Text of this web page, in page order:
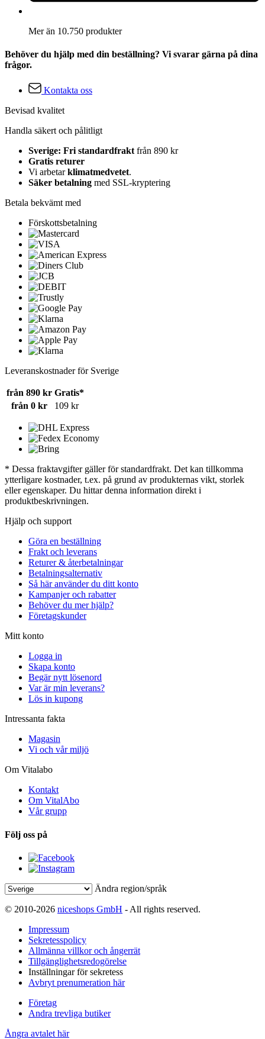
Mer än 10.750 produkter
Behöver du hjälp med din beställning? Vi svarar gärna på dina
frågor.
Kontakta oss
Bevisad kvalitet
Handla säkert och pålitligt
Sverige: Fri standardfraktfrån 890 kr
Gratis returer
Vi arbetarklimatmedvetet.
Säker betalning med SSL-kryptering
Betala bekvämt med
Förskottsbetalning
Leveranskostnader för Sverige
från 890 kr Gratis*
från 0 kr
109 kr
* Dessa fraktavgifter gäller för standardfrakt. Det kan tillkomma
ytterligare kostnader, t.ex. på grund av produkternas vikt, storlek
eller egenskaper. Du hittar denna information direkt i
produktbeskrivningen.
Hjälp och support
Göra en beställning
Frakt och leverans
Returer & återbetalningar
Betalningsalternativ
Så här använder du ditt konto
Kampanjer och rabatter
Behöver du mer hjälp?
Företagskunder
Mitt konto
Logga in
Skapa konto
Begär nytt lösenord
Var är min leverans?
Lös in kupong
Intressanta fakta
Magasin
Vi och vår miljö
Om Vitalabo
Kontakt
Om VitalAbo
Vår grupp
Följ oss på
Ändra region/språk
© 2010-2026 niceshops GmbH - All rights reserved.
Impressum
Sekretesspolicy
Allmänna villkor och ångerrät
Tillgänglighetsredogörelse
Inställningar för sekretess
Avbryt prenumeration här
Företag
Andra trevliga butiker
Ångra avtalet här